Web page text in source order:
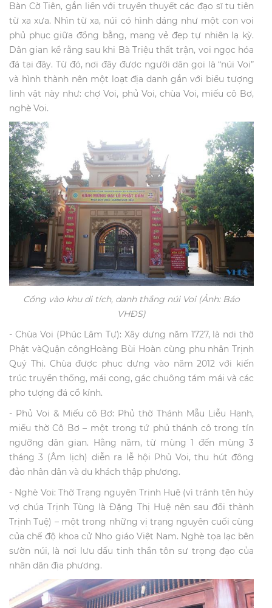
Bàn Cờ Tiên, gắn liền với truyền thuyết các đạo sĩ tu tiên
từ xa xưa. Nhìn từ xa, núi có hình dáng như một con voi
phủ phục giữa đồng bằng, mang vẻ đẹp tự nhiên lạ kỳ.
Dân gian kể rằng sau khi Bà Triệu thất trận, voi ngọc hóa
đá tại đây. Từ đó, nơi đây được người dân gọi là “núi Voi”
và hình thành nên một loạt địa danh gắn với biểu tượng
linh vật này như: chợ Voi, phủ Voi, chùa Voi, miếu cô Bơ,
nghè Voi.
Cổng vào khu di tích, danh thắng núi Voi (Ảnh: Báo
VHĐS)
- Chùa Voi (Phúc Lâm Tự): Xây dựng năm 1727, là nơi thờ
Phật vàQuận côngHoàng Bùi Hoàn cùng phu nhân Trịnh
Quý Thị. Chùa được phục dựng vào năm 2012 với kiến
trúc truyền thống, mái cong, gác chuông tám mái và các
pho tượng đá cổ kính.
- Phủ Voi & Miếu cô Bơ: Phủ thờ Thánh Mẫu Liễu Hạnh,
miếu thờ Cô Bơ – một trong tứ phủ thánh cô trong tín
ngưỡng dân gian. Hằng năm, từ mùng 1 đến mùng 3
tháng 3 (Âm lịch) diễn ra lễ hội Phủ Voi, thu hút đông
đảo nhân dân và du khách thập phương.
- Nghè Voi: Thờ Trạng nguyên Trịnh Huệ (vì tránh tên húy
vợ chúa Trịnh Tùng là Đặng Thị Huệ nên sau đổi thành
Trịnh Tuệ) – một trong những vị trạng nguyên cuối cùng
của chế độ khoa cử Nho giáo Việt Nam. Nghè tọa lạc bên
sườn núi, là nơi lưu dấu tinh thần tôn sư trọng đạo của
nhân dân địa phương.